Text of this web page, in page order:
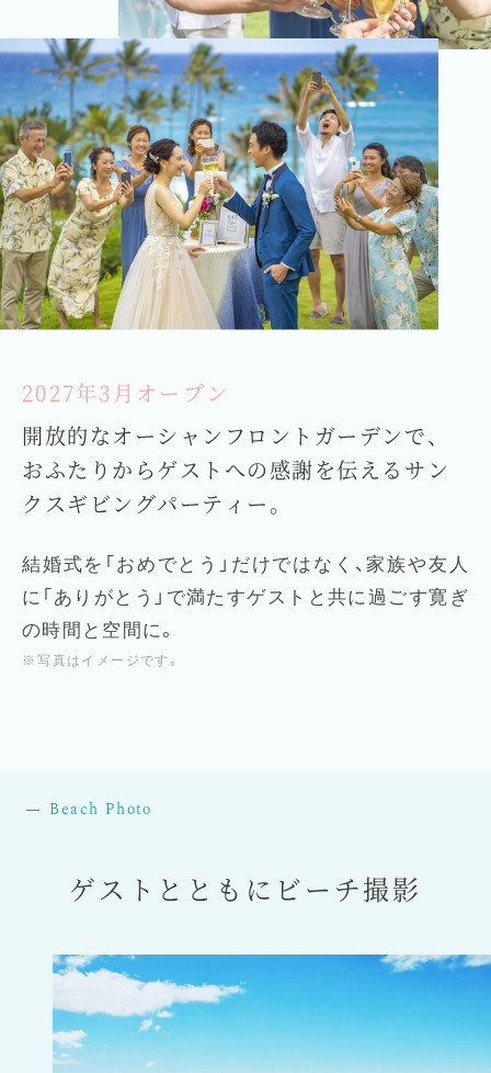
2027年3月オープン
開放的なオーシャンフロントガーデンで、
おふたりからゲストへの感謝を伝える サン
クスギビングパーティー。
結婚式を「おめでとう」だけではなく、家族や友人
に「ありがとう」で満たすゲストと共に過ごす寛ぎ
の時間と空間に。
写真はイメージです。
Beach Photo
ゲストとともにビーチ撮影